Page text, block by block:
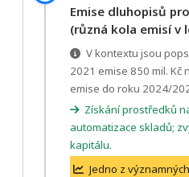
Emise dluhopisů
(různá kola emisí v
V kontextu jsou
2021 emise 850 mil. Kč
emise do roku 2024/
Získání prostředků
automatizace skladů;
kapitálu.
Jedno z